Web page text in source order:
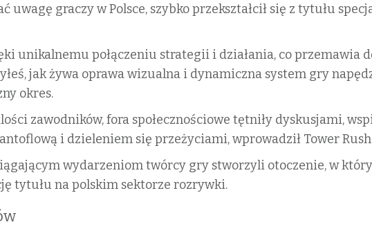
uwagę graczy w Polsce, szybko przekształcił się z tytułu
unikalnemu połączeniu strategii i działania, co przemawia
jak żywa oprawa wizualna i dynamiczna system gry
okres.
zawodników, fora społecznościowe tętniły dyskusjami,
i dzieleniem się przeżyciami, wprowadził Tower
wydarzeniom twórcy gry stworzyli otoczenie, w
tytułu na polskim sektorze rozrywki.